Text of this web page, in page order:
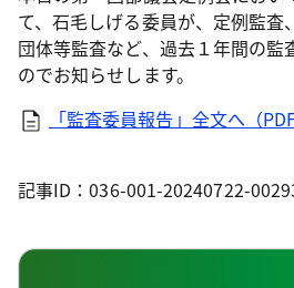
て、石毛しげる委員が、定例監査
団体等監査など、過去１年間の監
のでお知らせします。
「監査委員報告」全文へ（
記事ID：036-001-20240722-